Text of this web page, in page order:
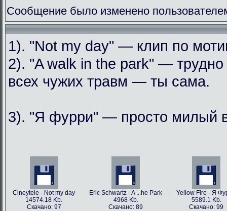
Сообщение было изменено
1). "Not my day" — клип по
2). "A walk in the park" —
всех чужих травм — ты сама.
3). "Я фурри" — просто милый
Cineytele - Not my day
14574.18 Kb.
Скачано: 97
Eric Schwartz - A ...he Park
4968 Kb.
Скачано: 89
Yellow Fire - Я
5589.1 Kb.
Скачано: 99